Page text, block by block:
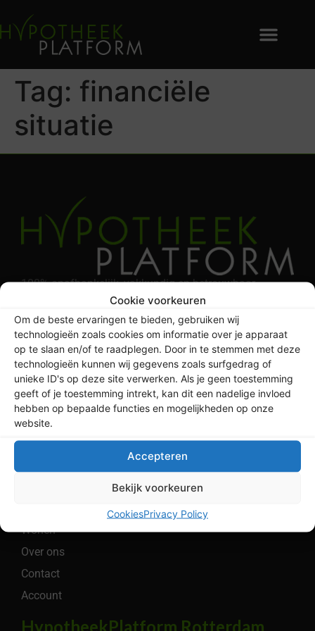
Cookie voorkeuren
Om de beste ervaringen te bieden, gebruiken wij
technologieën zoals cookies om informatie over je apparaat
op te slaan en/of te raadplegen. Door in te stemmen met deze
technologieën kunnen wij gegevens zoals surfgedrag of
unieke ID's op deze site verwerken. Als je geen toestemming
geeft of je toestemming intrekt, kan dit een nadelige invloed
hebben op bepaalde functies en mogelijkheden op onze
website.
Accepteren
Bekijk voorkeuren
CookiesPrivacy Policy
Tag: financiële
situatie
100% onafhankelijk, vakkundig en betrouwbaar
hypotheek advies. Het beste hypotheek kantoor
volgens Independer*
Legaal
Privacybeleid
Algemene Voorwaarden
Cookiebeleid
Menu
Wonen
Over ons
Contact
Account
HypotheekPlatform Rotterdam